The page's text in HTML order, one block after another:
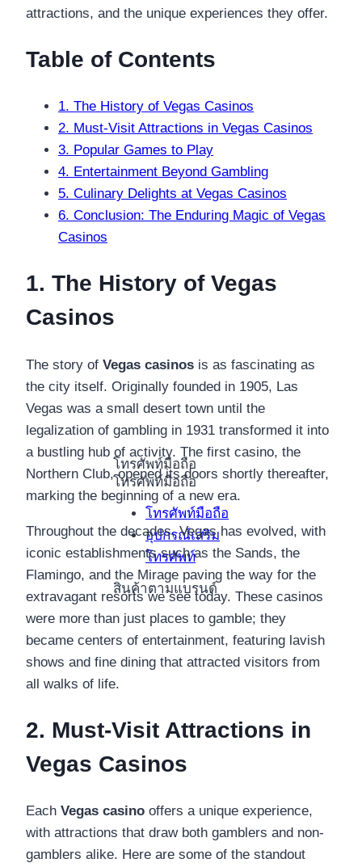
โทรศัพท์มือถือ
โทรศัพท์มือถือ
โทรศัพท์มือถือ
อุปกรณ์เสริม
โทรศัพท์
สินค้าตามแบรนด์
attractions, and the unique experiences they offer.
Table of Contents
1. The History of Vegas Casinos
2. Must-Visit Attractions in Vegas Casinos
3. Popular Games to Play
4. Entertainment Beyond Gambling
5. Culinary Delights at Vegas Casinos
6. Conclusion: The Enduring Magic of Vegas
Casinos
1. The History of Vegas
Casinos
The story of Vegas casinos is as fascinating as
the city itself. Originally founded in 1905, Las
Vegas was a small desert town until the
legalization of gambling in 1931 transformed it into
a bustling hub of activity. The first casino, the
Northern Club, opened its doors shortly thereafter,
marking the beginning of a new era.
Throughout the decades, Vegas has evolved, with
iconic establishments such as the Sands, the
Flamingo, and the Mirage paving the way for the
extravagant resorts we see today. These casinos
were more than just places to gamble; they
became centers of entertainment, featuring lavish
shows and fine dining that attracted visitors from
all walks of life.
2. Must-Visit Attractions in
Vegas Casinos
Each Vegas casino offers a unique experience,
with attractions that draw both gamblers and non-
gamblers alike. Here are some of the standout